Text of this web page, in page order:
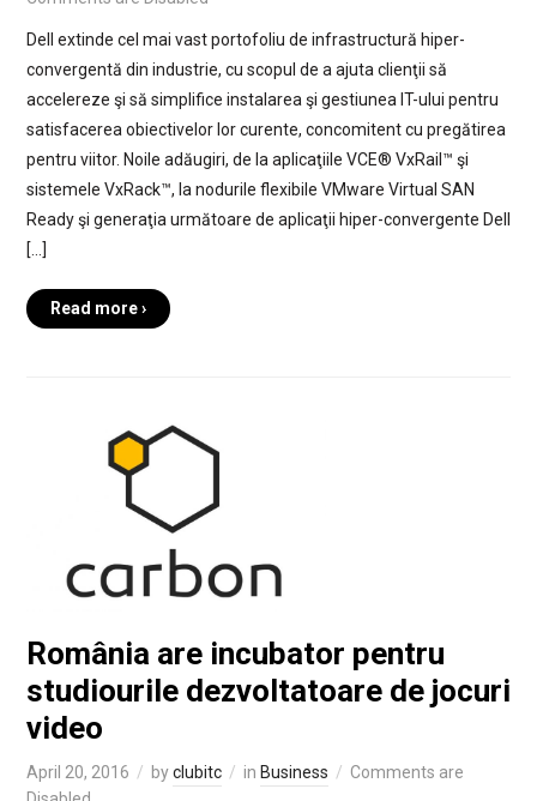
Dell extinde cel mai vast portofoliu de infrastructură hiper-
convergentă din industrie, cu scopul de a ajuta clienţii să
accelereze şi să simplifice instalarea şi gestiunea IT-ului pentru
satisfacerea obiectivelor lor curente, concomitent cu pregătirea
pentru viitor. Noile adăugiri, de la aplicaţiile VCE® VxRail™ şi
sistemele VxRack™, la nodurile flexibile VMware Virtual SAN
Ready şi generaţia următoare de aplicaţii hiper-convergente Dell
[…]
Read more ›
România are incubator pentru
studiourile dezvoltatoare de jocuri
video
April 20, 2016 byclubitc in Business
Comments are